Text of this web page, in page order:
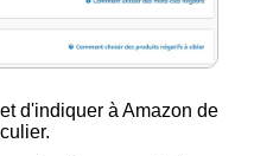
d'indiquer à Amazon de